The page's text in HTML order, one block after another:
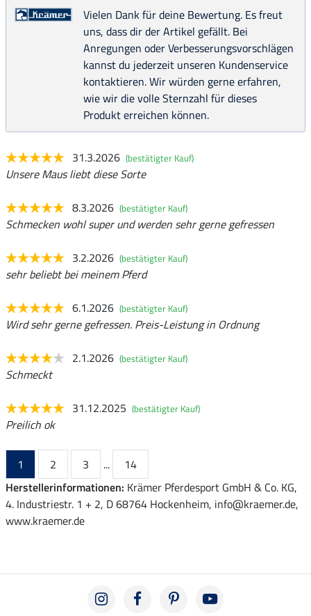
Vielen Dank für deine Bewertung. Es freut
uns, dass dir der Artikel gefällt. Bei
Anregungen oder Verbesserungsvorschlägen
kannst du jederzeit unseren Kundenservice
kontaktieren. Wir würden gerne erfahren,
wie wir die volle Sternzahl für dieses
Produkt erreichen können.
31.3.2026 (bestätigter Kauf)
Unsere Maus liebt diese Sorte
8.3.2026 (bestätigter Kauf)
Schmecken wohl super und werden sehr gerne gefressen
3.2.2026 (bestätigter Kauf)
sehr beliebt bei meinem Pferd
6.1.2026 (bestätigter Kauf)
Wird sehr gerne gefressen. Preis-Leistung in Ordnung
2.1.2026 (bestätigter Kauf)
Schmeckt
31.12.2025 (bestätigter Kauf)
Preilich ok
1 2 3 ...
14
Herstellerinformationen: Krämer Pferdesport GmbH & Co. KG,
4. Industriestr. 1 + 2, D 68764 Hockenheim, info@kraemer.de,
www.kraemer.de